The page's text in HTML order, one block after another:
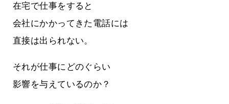
在宅で仕事をすると
会社にかかってきた電話には
直接は出られない。
それが仕事にどのぐらい
影響を与えているのか？